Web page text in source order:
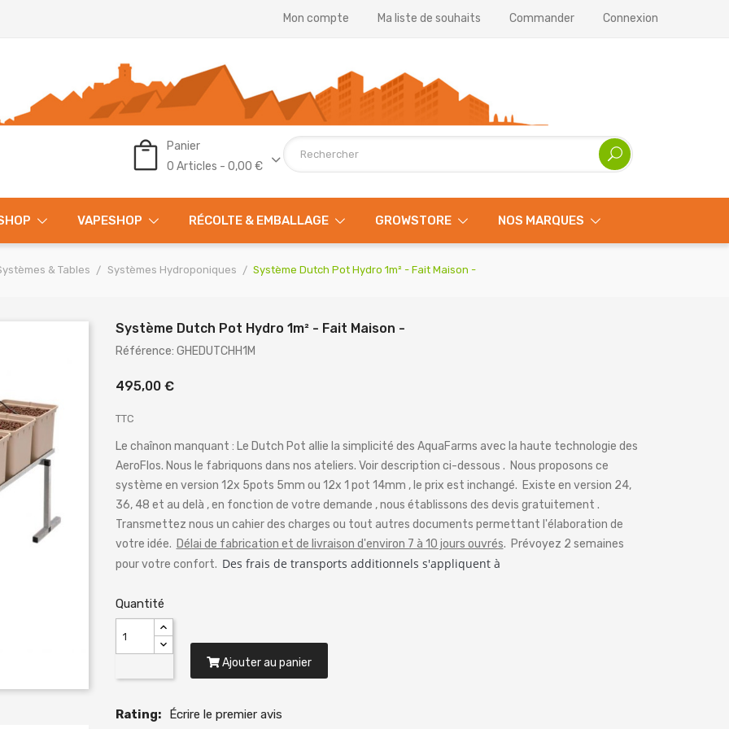
Mon compte Ma liste de souhaits Commander Connexion
Panier
0 Articles - 0,00 €
VAPESHOP RÉCOLTE & EMBALLAGE GROWSTORE NOS MARQUES
& Tables Systèmes Hydroponiques Système Dutch Pot Hydro 1m² - Fait Maison -
Système Dutch Pot Hydro 1m² - Fait Maison -
Référence: GHEDUTCHH1M
495,00 €
TTC
Le chaînon manquant : Le Dutch Pot allie la simplicité des AquaFarms avec la haute technologie des
AeroFlos. Nous le fabriquons dans nos ateliers. Voir description ci-dessous . Nous proposons ce
système en version 12x 5pots 5mm ou 12x 1 pot 14mm , le prix est inchangé. Existe en version 24,
36, 48 et au delà , en fonction de votre demande , nous établissons des devis gratuitement .
Transmettez nous un cahier des charges ou tout autres documents permettant l'élaboration de
votre idée. Délai de fabrication et de livraison d'environ 7 à 10 jours ouvrés. Prévoyez 2 semaines
pour votre confort. Des frais de transports additionnels s'appliquent à
Quantité
Ajouter au panier
Rating: Écrire le premier avis